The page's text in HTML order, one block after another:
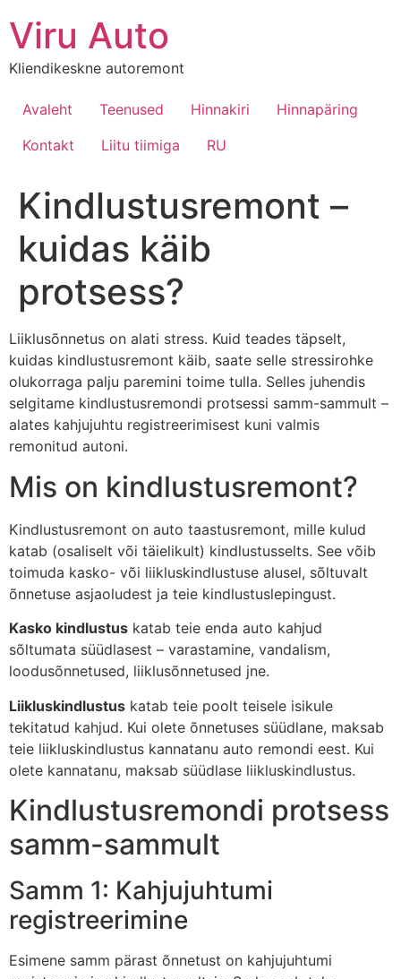
Viru Auto
Kliendikeskne autoremont
Avaleht Teenused Hinnakiri
Hinnapäring
Kontakt
Liitu tiimiga RU
Kindlustusremont –
kuidas käib
protsess?
Liiklusõnnetus on alati stress. Kuid teades täpselt,
kuidas kindlustusremont käib, saate selle stressirohke
olukorraga palju paremini toime tulla. Selles juhendis
selgitame kindlustusremondi protsessi samm-sammult –
alates kahjujuhtu registreerimisest kuni valmis
remonitud autoni.
Mis on kindlustusremont?
Kindlustusremont on auto taastusremont, mille kulud
katab (osaliselt või täielikult) kindlustusselts. See võib
toimuda kasko- või liikluskindlustuse alusel, sõltuvalt
õnnetuse asjaoludest ja teie kindlustuslepingust.
Kasko kindlustus katab teie enda auto kahjud
sõltumata süüdlasest – varastamine, vandalism,
loodusõnnetused, liiklusõnnetused jne.
Liikluskindlustus katab teie poolt teisele isikule
tekitatud kahjud. Kui olete õnnetuses süüdlane, maksab
teie liikluskindlustus kannatanu auto remondi eest. Kui
olete kannatanu, maksab süüdlase liikluskindlustus.
Kindlustusremondi protsess
samm-sammult
Samm 1: Kahjujuhtumi
registreerimine
Esimene samm pärast õnnetust on kahjujuhtumi